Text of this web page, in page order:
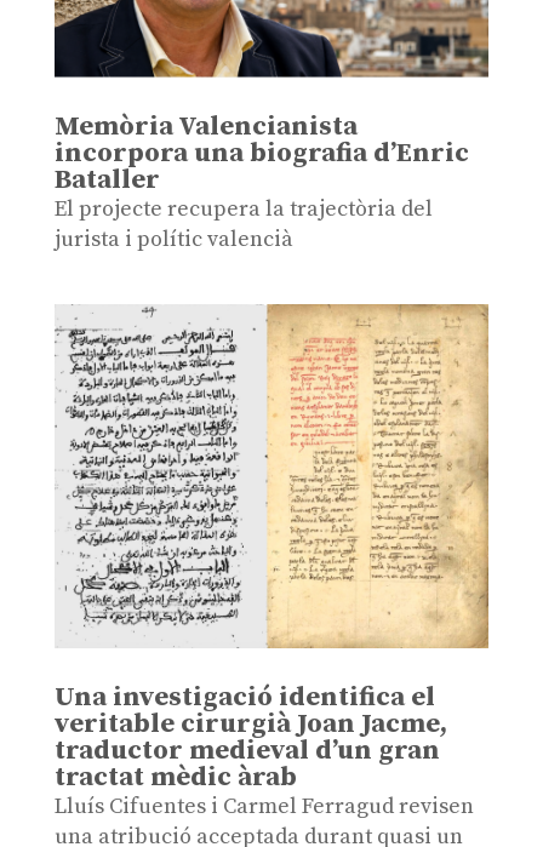
Memòria Valencianista
incorpora una biografia d’Enric
Bataller
El projecte recupera la trajectòria del
jurista i polític valencià
Una investigació identifica el
veritable cirurgià Joan Jacme,
traductor medieval d’un gran
tractat mèdic àrab
Lluís Cifuentes i Carmel Ferragud revisen
una atribució acceptada durant quasi un